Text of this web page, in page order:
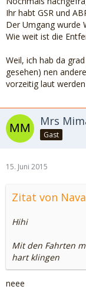
verlässliche
befriedigende
eine Sicherheit,
vertrauensvolle
Gruss
die fiese Exenhexe
Mrs Mima
Ihr habt GSR und
Der Umgang wurde
Wie weit ist die
Weil, ich hab da
gesehen) nen
vorzeitig laut
Mrs
Gast
15. Juni 2015
Zitat von Nava
Hihi
Mit den Fahrten
hart klingen
neee